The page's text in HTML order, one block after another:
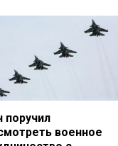
поручил
военное